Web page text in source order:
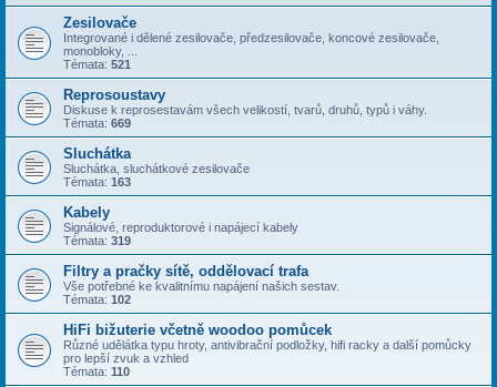
Zesilovače
Integrované i dělené zesilovače, předzesilovače, koncové zesilovače,
monobloky, ...
Témata: 521
Reprosoustavy
Diskuse k reprosestavám všech velikostí, tvarů, druhů, typů i váhy.
Témata: 669
Sluchátka
Sluchátka, sluchátkové zesilovače
Témata: 163
Kabely
Signálové, reproduktorové i napájecí kabely
Témata: 319
Filtry a pračky sítě, oddělovací trafa
Vše potřebné ke kvalitnímu napájení našich sestav.
Témata: 102
HiFi bižuterie včetně woodoo pomůcek
Různé udělátka typu hroty, antivibrační podložky, hifi racky a další pomůcky
pro lepší zvuk a vzhled
Témata: 110